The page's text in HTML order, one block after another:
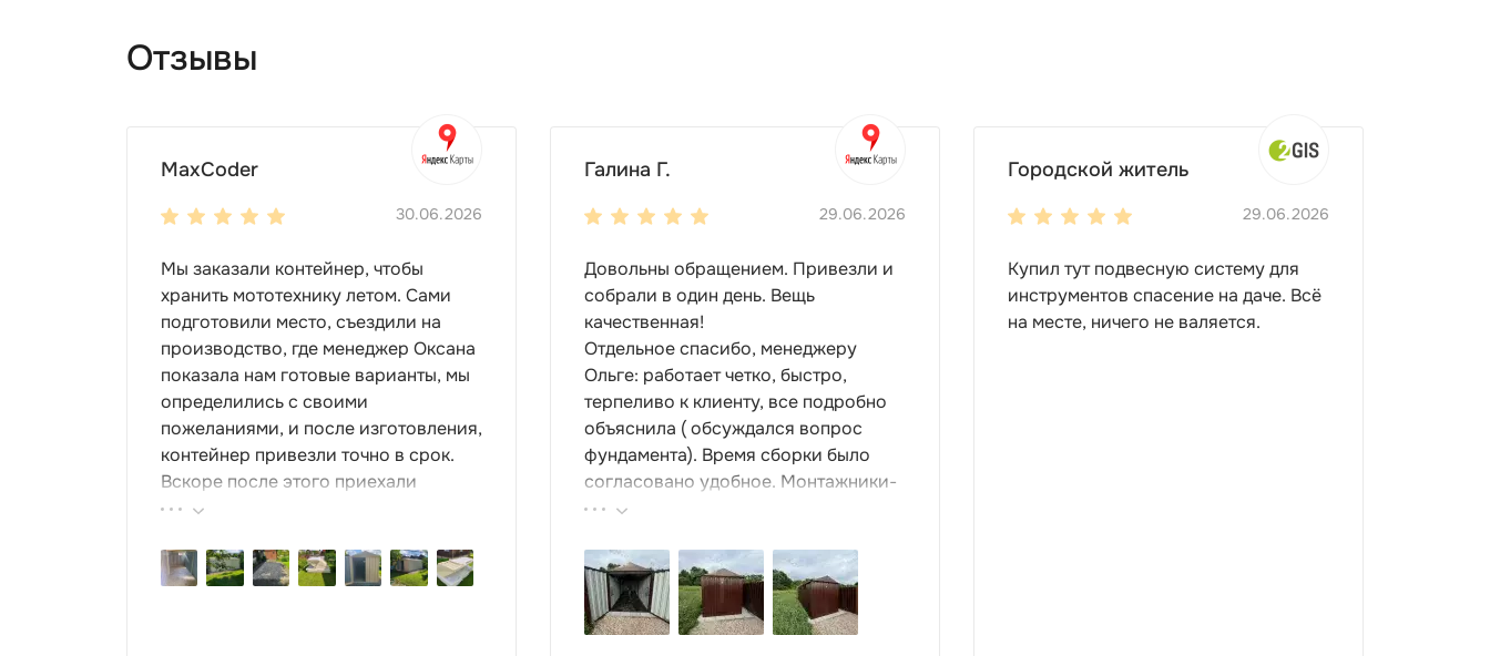
Отзывы
MaxCoder
30.06.2026
Мы заказали контейнер, чтобы
хранить мототехнику летом. Сами
подготовили место, съездили на
производство, где менеджер Оксана
показала нам готовые варианты, мы
определились с своими
пожеланиями, и после изготовления,
контейнер привезли точно в срок.
Вскоре после этого приехали
ребята-сборщики, быстро, за пару
очень понравился, поэтому всем
советуем эту фирму.
Галина Г.
29.06.2026
Довольны обращением. Привезли и
собрали в один день. Вещь
качественная!
Отдельное спасибо, менеджеру
Ольге: работает четко, быстро,
терпеливо к клиенту, все подробно
объяснила ( обсуждался вопрос
фундамента). Время сборки было
согласовано удобное. Монтажники-
грамотные , культурные ребята.
такой работы : большой выбор
продукции, реальные цены.
Городской житель
29.06.2026
Купил тут подвесную систему для
инструментов спасение на даче. Всё
на месте, ничего не валяется.